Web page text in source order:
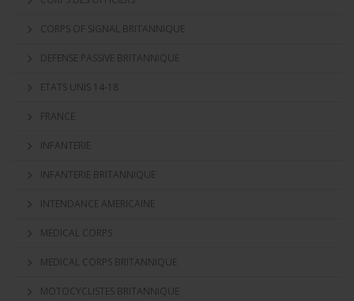
CORPS OF SIGNAL BRITANNIQUE
DEFENSE PASSIVE BRITANNIQUE
ETATS UNIS 14-18
FRANCE
INFANTERIE
INFANTERIE BRITANNIQUE
INTENDANCE AMERICAINE
MEDICAL CORPS
MEDICAL CORPS BRITANNIQUE
MOTOCYCLISTES BRITANNIQUE